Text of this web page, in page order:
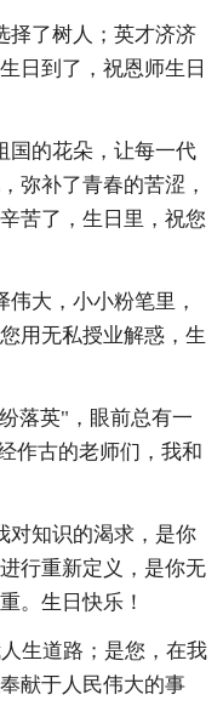
择了树人；英才济济
日到了，祝恩师生日
国的花朵，让每一代
弥补了青春的苦涩，
苦了，生日里，祝您
大，小小粉笔里，
用无私授业解惑，生
落英"，眼前总有一
作古的老师们，我和
对知识的渴求，是你
行重新定义，是你无
。生日快乐！
生道路；是您，在我
献于人民伟大的事